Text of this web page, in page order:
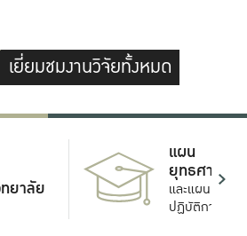
เยี่ยมชมงานวิจัยทั้งหมด
ยาลัย
แผน
ยุทธศาสตร์
และแผน
ปฏิบัติการ